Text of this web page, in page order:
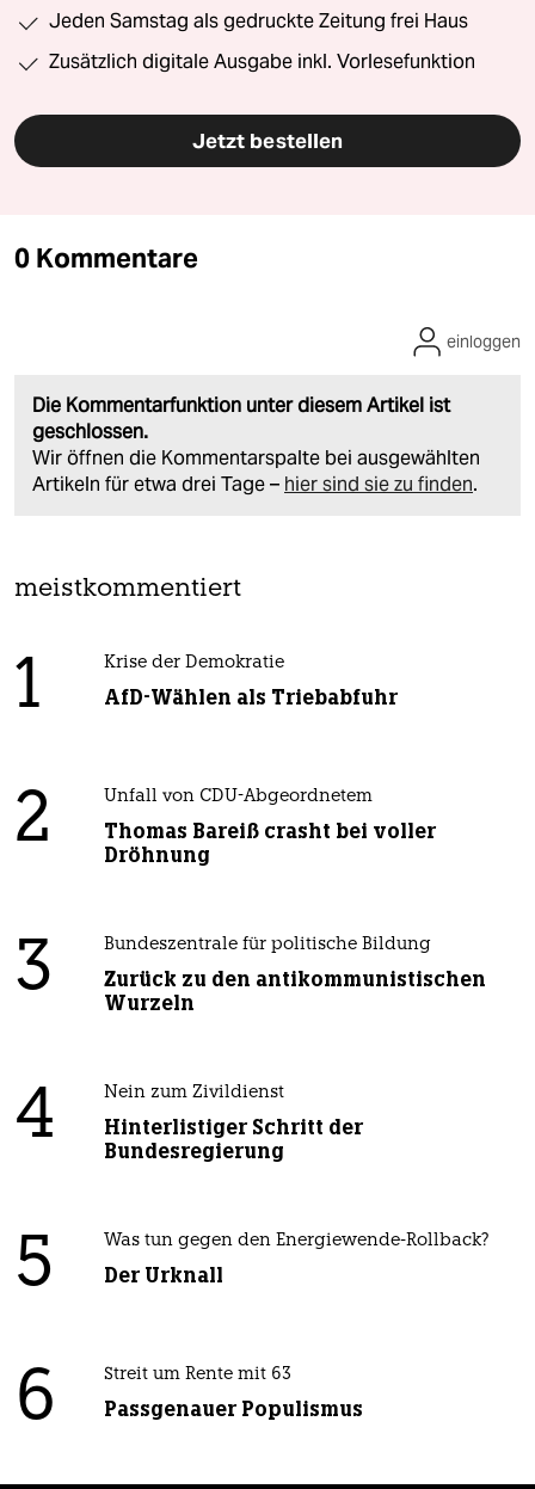
Jeden Samstag als gedruckte Zeitung frei Haus
Zusätzlich digitale Ausgabe inkl. Vorlesefunktion
Jetzt bestellen
0 Kommentare
Die Kommentarfunktion unter diesem Artikel ist
geschlossen.
Wir öffnen die Kommentarspalte bei ausgewählten
Artikeln für etwa drei Tage – hier sind sie zu finden.
einloggen
meistkommentiert
1 Krise der Demokratie
AfD-Wählen als Triebabfuhr
2 Unfall von CDU-Abgeordnetem
Thomas Bareiß crasht bei voller
Dröhnung
3 Bundeszentrale für politische Bildung
Zurück zu den antikommunistischen
Wurzeln
4 Nein zum Zivildienst
Hinterlistiger Schritt der
Bundesregierung
5 Was tun gegen den Energiewende-Rollback?
Der Urknall
6 Streit um Rente mit 63
Passgenauer Populismus